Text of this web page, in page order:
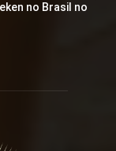
no Brasil no